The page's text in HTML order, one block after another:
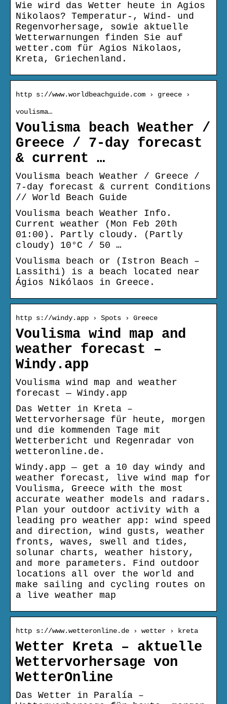
Wie wird das Wetter heute in Agios
Nikolaos? Temperatur-, Wind- und
Regenvorhersage, sowie aktuelle
Wetterwarnungen finden Sie auf
wetter.com für Agios Nikolaos,
Kreta, Griechenland.
http s://www.worldbeachguide.com › greece ›
voulisma…
Voulisma beach Weather /
Greece / 7-day forecast
& current …
Voulisma beach Weather / Greece /
7-day forecast & current Conditions
// World Beach Guide
Voulisma beach Weather Info.
Current weather (Mon Feb 20th
01:00). Partly cloudy. (Partly
cloudy) 10°C / 50 …
Voulisma beach or (Istron Beach –
Lassithi) is a beach located near
Ágios Nikólaos in Greece.
http s://windy.app › Spots › Greece
Voulisma wind map and
weather forecast –
Windy.app
Voulisma wind map and weather
forecast — Windy.app
Das Wetter in Kreta –
Wettervorhersage für heute, morgen
und die kommenden Tage mit
Wetterbericht und Regenradar von
wetteronline.de.
Windy.app — get a 10 day windy and
weather forecast, live wind map for
Voulisma, Greece with the most
accurate weather models and radars.
Plan your outdoor activity with a
leading pro weather app: wind speed
and direction, wind gusts, weather
fronts, waves, swell and tides,
solunar charts, weather history,
and more parameters. Find outdoor
locations all over the world and
make sailing and cycling routes on
a live weather map
http s://www.wetteronline.de › wetter › kreta
Wetter Kreta – aktuelle
Wettervorhersage von
WetterOnline
Das Wetter in Paralía –